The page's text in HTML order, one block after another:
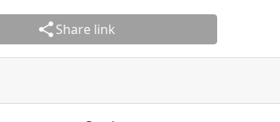
shareShare link